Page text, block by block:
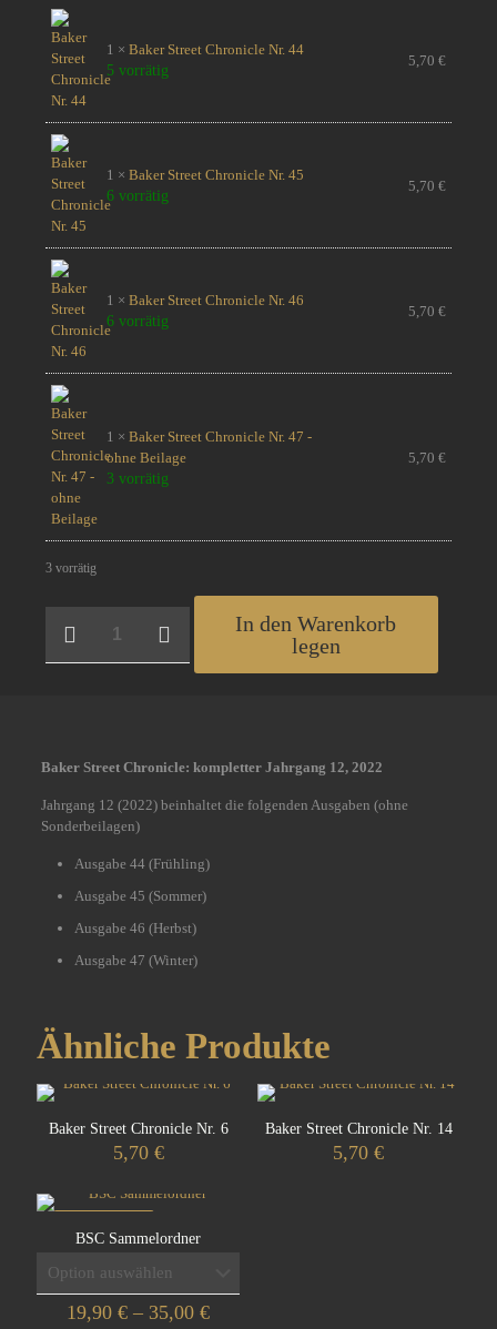
1 × Baker Street Chronicle Nr. 44
5 vorrätig
5,70€
1 × Baker Street Chronicle Nr. 45
6 vorrätig
5,70€
1 × Baker Street Chronicle Nr. 46
6 vorrätig
5,70€
1 × Baker Street Chronicle Nr. 47 -
ohne Beilage
3 vorrätig
5,70€
3 vorrätig
In den Warenkorb
legen
Baker Street Chronicle: kompletter Jahrgang 12, 2022
Jahrgang 12 (2022) beinhaltet die folgenden Ausgaben (ohne
Sonderbeilagen)
Ausgabe 44 (Frühling)
Ausgabe 45 (Sommer)
Ausgabe 46 (Herbst)
Ausgabe 47 (Winter)
Ähnliche Produkte
Baker Street Chronicle Nr. 6
5,70 €
Baker Street Chronicle Nr. 14
5,70€
BSC Sammelordner
19,90€ – 35,00€Preisspanne: